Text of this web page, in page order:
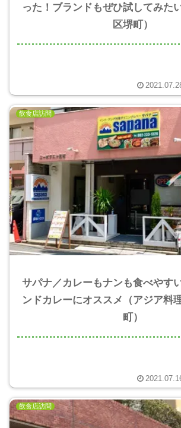
った！ブランドもぜひ試してみた
区堺町）
飲食店訪問
サパナ／カレーもナンも食べやす
ンドカレーにオススメ（アジア料
町）
飲食店訪問